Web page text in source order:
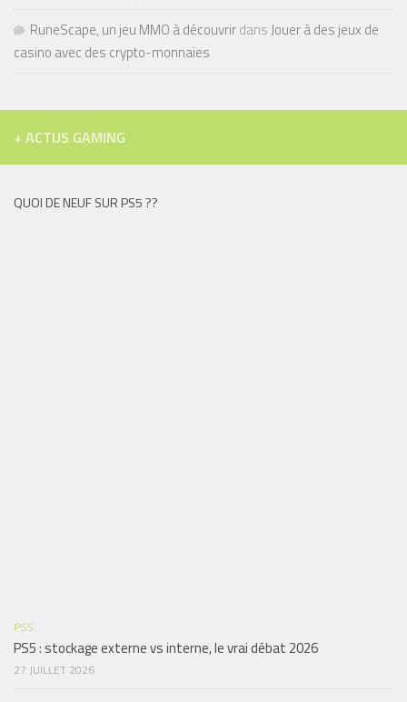
RuneScape, un jeu MMO à découvrirdansJouer à des jeux de
casino avec des crypto-monnaies
+ ACTUS GAMING
QUOI DE NEUF SUR PS5 ??
PS5
PS5 : stockage externe vs interne, le vrai débat 2026
27 JUILLET 2026